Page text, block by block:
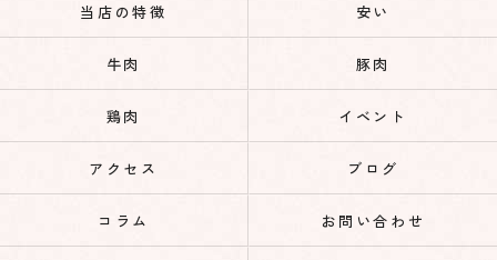
当店の特徴 安い
牛肉 豚肉
鶏肉 イベント
アクセス ブログ
コラム お問い合わせ